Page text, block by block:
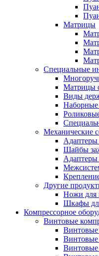
Матрицы
Специальные
Матрицы
Виды
Механические
Адаптеры
Шайбы
Адаптеры
Другие
Ножи для
Шкафы
Компрессорное
Винтовые
Винтовые
Винтовые
Винтовые